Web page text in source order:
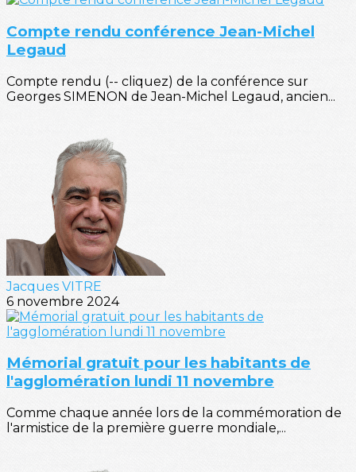
Compte rendu conférence Jean-Michel
Legaud
Compte rendu (-- cliquez) de la conférence sur
Georges SIMENON de Jean-Michel Legaud, ancien...
Jacques VITRE
6 novembre 2024
Mémorial gratuit pour les habitants de
l'agglomération lundi 11 novembre
Comme chaque année lors de la commémoration de
l'armistice de la première guerre mondiale,...